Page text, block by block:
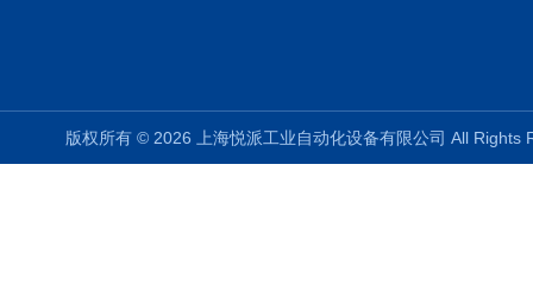
版权所有 © 2026 上海悦派工业自动化设备有限公司 All